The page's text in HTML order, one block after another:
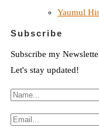
Yaumul
Subscribe
Subscribe my
Let's stay updated!